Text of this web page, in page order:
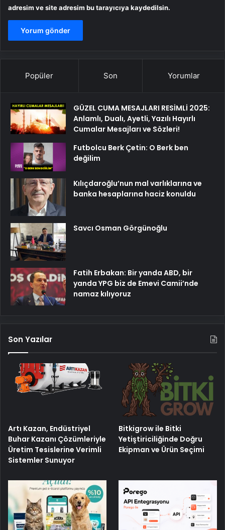
adresim ve site adresim bu tarayıcıya kaydedilsin.
Popüler Son Yorumlar
GÜZEL CUMA MESAJLARI RESİMLİ 2025:
Anlamlı, Dualı, Ayetli, Yazılı Hayırlı
Cumalar Mesajları ve Sözleri!
Futbolcu Berk Çetin: O Berk ben
değilim
Kılıçdaroğlu’nun mal varlıklarına ve
banka hesaplarına haciz konuldu
Savcı Osman Görgünoğlu
Fatih Erbakan: Bir yanda ABD, bir
yanda YPG biz de Emevi Camii’nde
namaz kılıyoruz
Son Yazılar
Artı Kazan, Endüstriyel
Buhar Kazanı Çözümleriyle
Üretim Tesislerine Verimli
Sistemler Sunuyor
Bitkigrow ile Bitki
Yetiştiriciliğinde Doğru
Ekipman ve Ürün Seçimi